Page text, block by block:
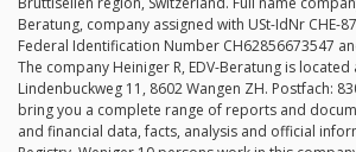
Beratung, company assigned with USt-IdNr CHE-
Federal Identification Number CH62856673547
The company Heiniger R, EDV-Beratung is
Lindenbuckweg 11, 8602 Wangen ZH. Postfach:
bring you a complete range of reports and
and financial data, facts, analysis and official